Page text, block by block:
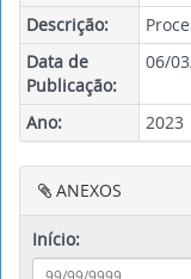
Descrição:
Data de
Publicação:
06/
Ano: 2023
ANEXOS
Início: